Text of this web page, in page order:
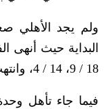
ولم يجد الأهلي
18 / 9، 14 / 4، وانتهت الفترة الرابعة بالتعادل 14 / 14.
فيما جاء تأهل